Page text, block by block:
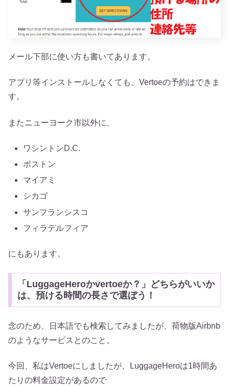
メール下部に使い方も書いてあります。
アプリ等インストールしなくても、Vertoeの予約はできま
す。
またニューヨーク市以外に、
ワシントンD.C.
ボストン
マイアミ
シカゴ
サンフランシスコ
フィラデルフィア
にもあります。
「LuggageHeroかvertoeか？」どちらがいいか
は、預ける時間の長さで選ぼう！
念のため、日本語でも検索してみましたが、荷物版Airbnb
のようなサービスとのこと。
今回、私はVertoeにしましたが、LuggageHeroは1時間あ
たりの料金設定があるので